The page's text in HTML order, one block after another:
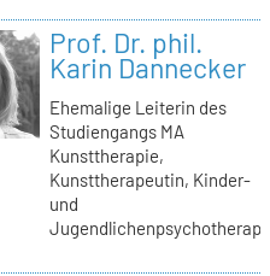
Prof. Dr. phil.
Karin Dannecker
Ehemalige Leiterin des
Studiengangs MA
Kunsttherapie,
Kunsttherapeutin, Kinder-
und